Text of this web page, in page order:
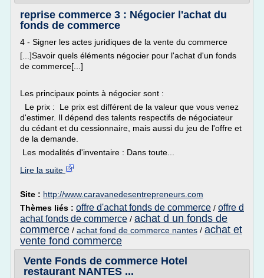
reprise commerce 3 : Négocier l'achat du
fonds de commerce
4 - Signer les actes juridiques de la vente du commerce
[...]Savoir quels éléments négocier pour l'achat d'un fonds
de commerce[...]
Les principaux points à négocier sont :
Le prix : Le prix est différent de la valeur que vous venez
d'estimer. Il dépend des talents respectifs de négociateur
du cédant et du cessionnaire, mais aussi du jeu de l'offre et
de la demande.
Les modalités d'inventaire : Dans toute...
Lire la suite
Site : http://www.caravanedesentrepreneurs.com
Thèmes liés : offre d'achat fonds de commerce / offre d
achat fonds de commerce / achat d un fonds de
commerce / achat fond de commerce nantes / achat et
vente fond commerce
Vente Fonds de commerce Hotel
restaurant NANTES ...